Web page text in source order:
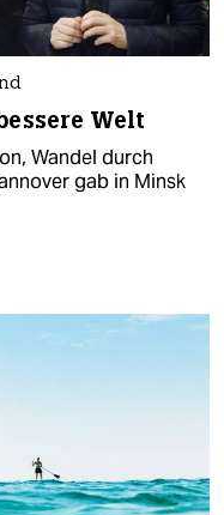
Welt
Wandel durch
gab in Minsk